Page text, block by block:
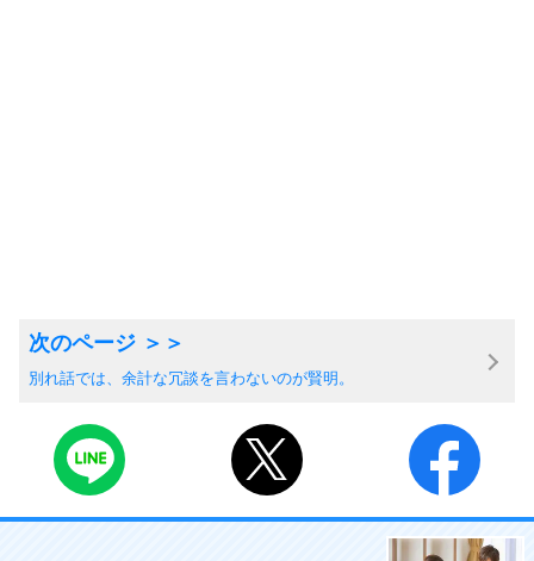
別れ話では、余計な冗談を言わないのが賢明。